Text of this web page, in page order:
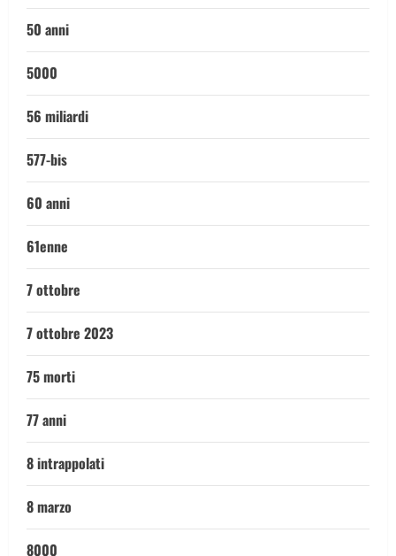
50 anni
5000
56 miliardi
577-bis
60 anni
61enne
7 ottobre
7 ottobre 2023
75 morti
77 anni
8 intrappolati
8 marzo
8000